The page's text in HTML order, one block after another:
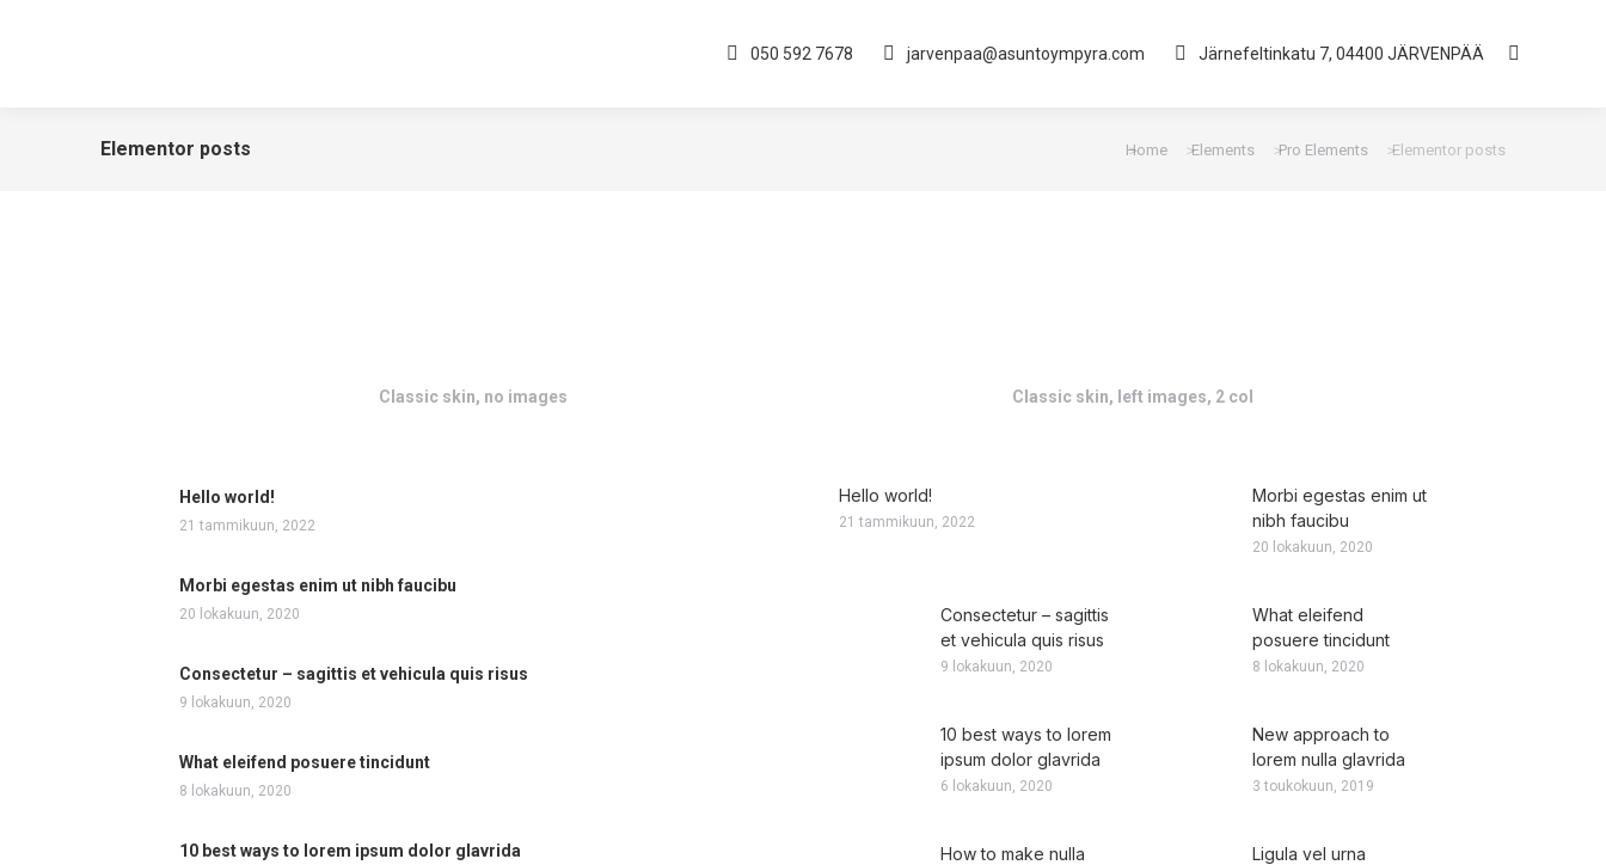
050 592 7678 jarvenpaa@asuntoympyra.com Järnefeltinkatu 7, 04400 JÄRVENPÄÄ
Elementor posts You are here:
Home Elements Pro Elements Elementor posts
Classic skin, no images
Hello world!
21 tammikuun, 2022
Morbi egestas enim ut nibh faucibu
20 lokakuun, 2020
Consectetur – sagittis et vehicula quis risus
9 lokakuun, 2020
What eleifend posuere tincidunt
8 lokakuun, 2020
10 best ways to lorem ipsum dolor glavrida
Classic skin, left images, 2 col
Hello world!
21 tammikuun, 2022
Morbi egestas enim ut
nibh faucibu
20 lokakuun, 2020
Consectetur – sagittis
et vehicula quis risus
9 lokakuun, 2020
What eleifend
posuere tincidunt
8 lokakuun, 2020
10 best ways to lorem
ipsum dolor glavrida
6 lokakuun, 2020
New approach to
lorem nulla glavrida
3 toukokuun, 2019
How to make nulla
Ligula vel urna